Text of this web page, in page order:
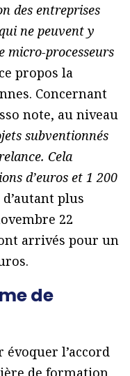
des entreprises
ne peuvent y
micro-processeurs
propos la
Concernant
note, au niveau
subventionnés
Cela
d’euros et 1 200
plus
22
arrivés pour un
de
évoquer l’accord
de formation